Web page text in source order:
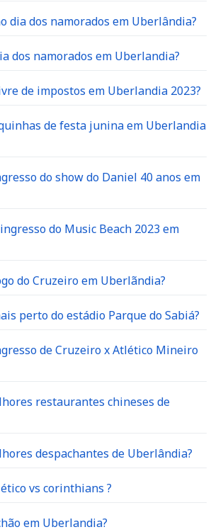
dia dos namorados em Uberlândia?
dos namorados em Uberlandia?
de impostos em Uberlandia 2023?
de festa junina em Uberlandia
do show do Daniel 40 anos em
do Music Beach 2023 em
do Cruzeiro em Uberlãndia?
perto do estádio Parque do Sabiá?
de Cruzeiro x Atlético Mineiro
restaurantes chineses de
despachantes de Uberlândia?
vs corinthians ?
em Uberlandia?